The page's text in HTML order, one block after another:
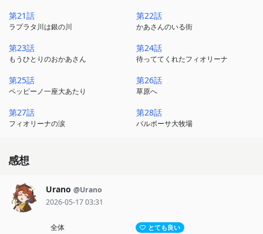
第21話
ラプラタ川は銀の川
第22話
かあさんのいる街
第23話
もうひとりのおかあさん
第24話
待っててくれたフィオリーナ
第25話
ペッピーノ一座大あたり
第26話
草原へ
第27話
フィオリーナの涙
第28話
バルボーサ大牧場
感想
Urano @Urano
2026-05-17 03:31
全体 とても良い